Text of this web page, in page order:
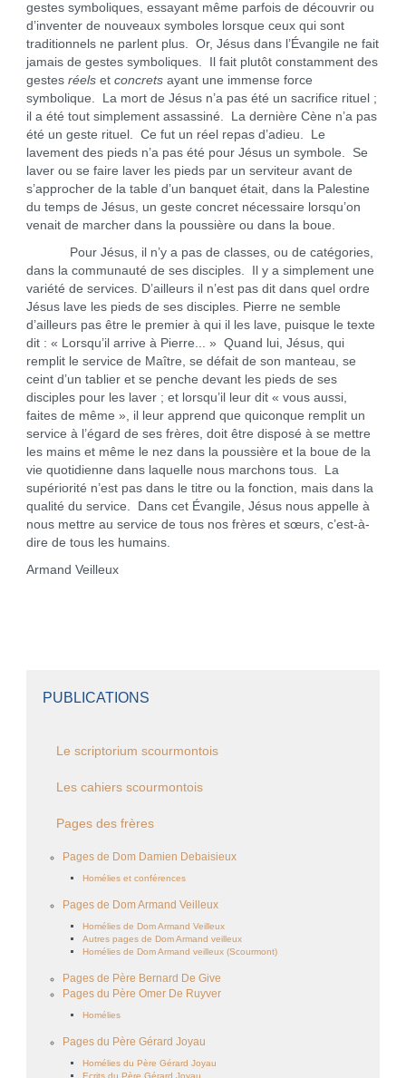
gestes symboliques, essayant même parfois de découvrir ou
d’inventer de nouveaux symboles lorsque ceux qui sont
traditionnels ne parlent plus. Or, Jésus dans l’Évangile ne fait
jamais de gestes symboliques. Il fait plutôt constamment des
gestes réelset concretsayant une immense force
symbolique. La mort de Jésus n’a pas été un sacrifice rituel ;
il a été tout simplement assassiné. La dernière Cène n’a pas
été un geste rituel. Ce fut un réel repas d’adieu. Le
lavement des pieds n’a pas été pour Jésus un symbole. Se
laver ou se faire laver les pieds par un serviteur avant de
s’approcher de la table d’un banquet était, dans la Palestine
du temps de Jésus, un geste concret nécessaire lorsqu’on
venait de marcher dans la poussière ou dans la boue.
Pour Jésus, il n’y a pas de classes, ou de catégories,
dans la communauté de ses disciples. Il y a simplement une
variété de services. D’ailleurs il n’est pas dit dans quel ordre
Jésus lave les pieds de ses disciples. Pierre ne semble
d’ailleurs pas être le premier à qui il les lave, puisque le texte
dit : « Lorsqu’il arrive à Pierre... » Quand lui, Jésus, qui
remplit le service de Maître, se défait de son manteau, se
ceint d’un tablier et se penche devant les pieds de ses
disciples pour les laver ; et lorsqu’il leur dit « vous aussi,
faites de même », il leur apprend que quiconque remplit un
service à l’égard de ses frères, doit être disposé à se mettre
les mains et même le nez dans la poussière et la boue de la
vie quotidienne dans laquelle nous marchons tous. La
supériorité n’est pas dans le titre ou la fonction, mais dans la
qualité du service. Dans cet Évangile, Jésus nous appelle à
nous mettre au service de tous nos frères et sœurs, c’est-à-
dire de tous les humains.
Armand Veilleux
PUBLICATIONS
Le scriptorium scourmontois
Les cahiers scourmontois
Pages des frères
Pages de Dom Damien Debaisieux
Homélies et conférences
Pages de Dom Armand Veilleux
Homélies de Dom Armand Veilleux
Autres pages de Dom Armand veilleux
Homélies de Dom Armand veilleux (Scourmont)
Pages de Père Bernard De Give
Pages du Père Omer De Ruyver
Homélies
Pages du Père Gérard Joyau
Homélies du Père Gérard Joyau
Ecrits du Père Gérard Joyau